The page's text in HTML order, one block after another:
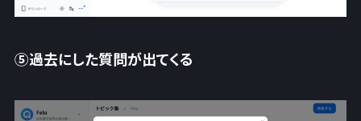
⑤過去にした質問が出てくる